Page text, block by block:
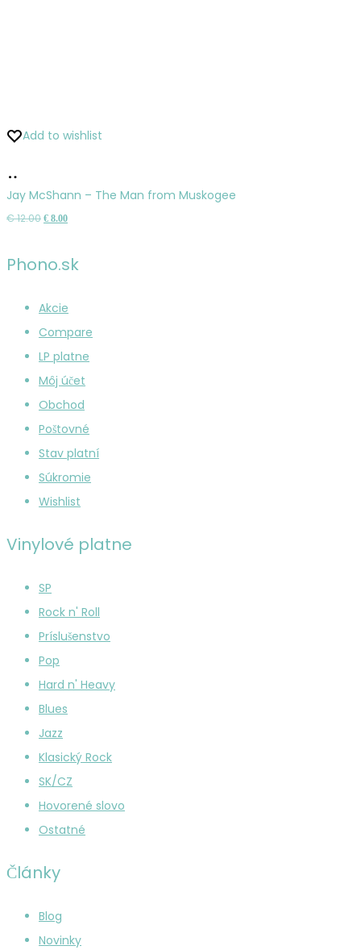
Add to wishlist
do
košíka
Jay McShann – The Man from Muskogee
€12.00Pôvodná
€ 8.00Aktuálna
je:
Phono.sk
Akcie
Compare
LP platne
Môj účet
Obchod
Poštovné
Stav platní
Súkromie
Wishlist
Vinylové platne
SP
Rock n' Roll
Príslušenstvo
Pop
Hard n' Heavy
Blues
Jazz
Klasický Rock
SK/CZ
Hovorené slovo
Ostatné
Články
Blog
Novinky